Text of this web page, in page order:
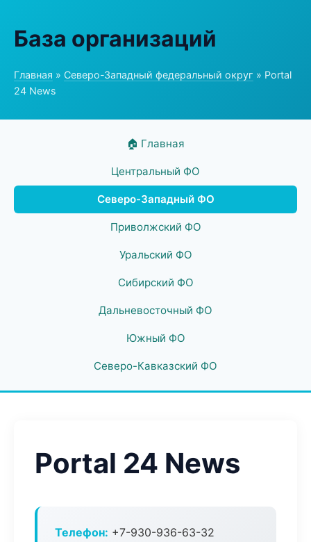
База организаций
Главная » Северо-Западный федеральный округ » Portal
24 News
🏠 Главная
Центральный ФО
Северо-Западный ФО
Приволжский ФО
Уральский ФО
Сибирский ФО
Дальневосточный ФО
Южный ФО
Северо-Кавказский ФО
Portal 24 News
Телефон: +7-930-936-63-32